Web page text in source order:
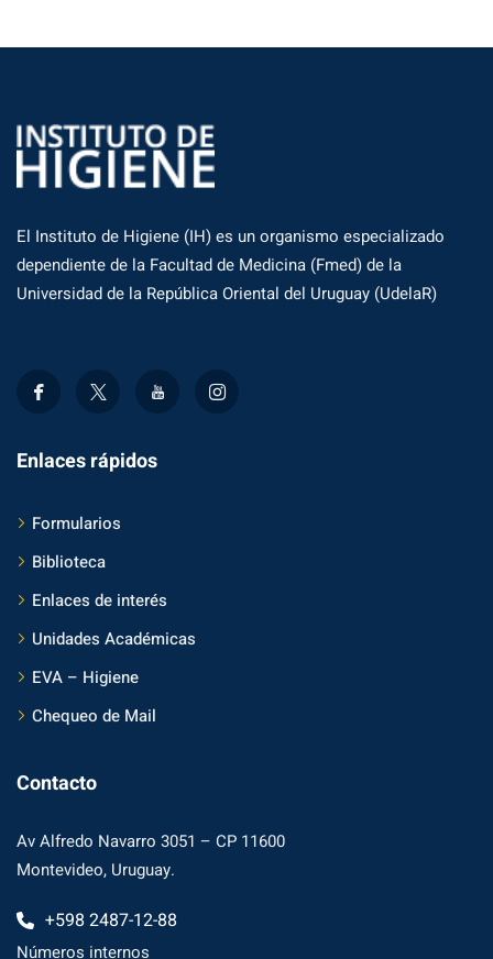
El Instituto de Higiene (IH) es un organismo especializado
dependiente de la Facultad de Medicina (Fmed) de la
Universidad de la República Oriental del Uruguay (UdelaR)
Enlaces rápidos
Formularios
Biblioteca
Enlaces de interés
Unidades Académicas
EVA – Higiene
Chequeo de Mail
Contacto
Av Alfredo Navarro 3051 – CP 11600
Montevideo, Uruguay.
+598 2487-12-88
Números internos